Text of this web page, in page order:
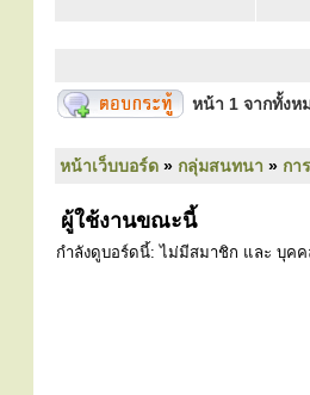
หน้า 1 จากทั้งห
หน้าเว็บบอร์ด » กลุ่มสนทนา » กา
ผู้ใช้งานขณะนี้
กำลังดูบอร์ดนี้: ไม่มีสมาชิก และ บุค